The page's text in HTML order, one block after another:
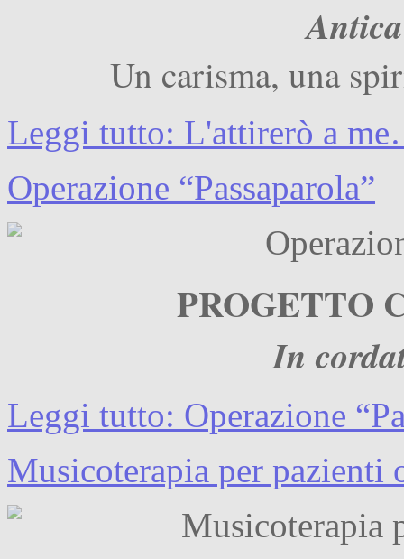
Un carisma, una
Leggi tutto: L'attirerò a
Operazione “Passaparola”
PROGETTO
In
Leggi tutto: Operazione
Musicoterapia per pazienti